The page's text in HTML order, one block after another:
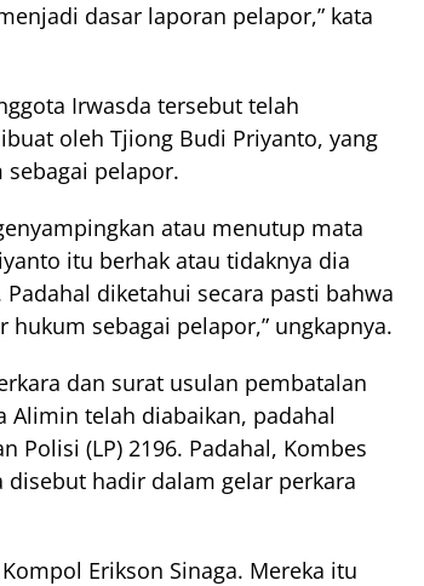
dasar laporan pelapor,” kata
Irwasda tersebut telah
oleh Tjiong Budi Priyanto, yang
pelapor.
atau menutup mata
itu berhak atau tidaknya dia
diketahui secara pasti bahwa
sebagai pelapor,” ungkapnya.
dan surat usulan pembatalan
Alimin telah diabaikan, padahal
Polisi (LP) 2196. Padahal, Kombes
disebut hadir dalam gelar perkara
Erikson Sinaga. Mereka itu